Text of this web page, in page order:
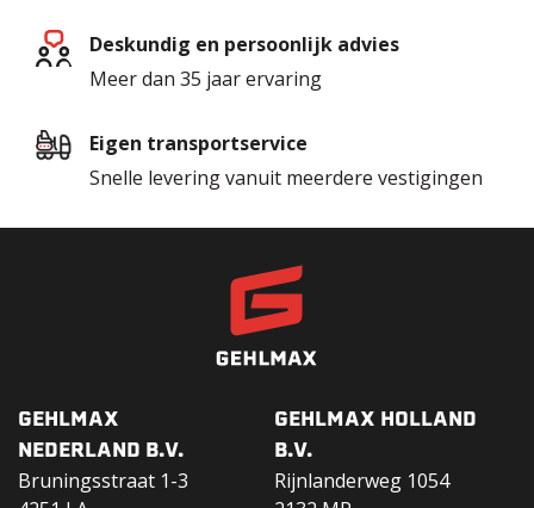
Deskundig en persoonlijk advies
Meer dan 35 jaar ervaring
Eigen transportservice
Snelle levering vanuit meerdere vestigingen
GEHLMAX
NEDERLAND B.V.
Bruningsstraat 1-3
GEHLMAX HOLLAND
B.V.
Rijnlanderweg 1054